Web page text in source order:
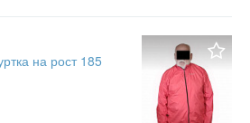
на рост 185